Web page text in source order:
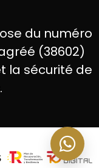
du numéro
(38602)
la sécurité de